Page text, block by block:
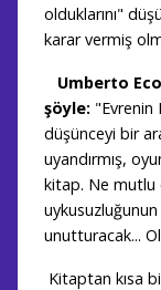
olduklarını"
karar vermiş
Umberto
şöyle: "Evrenin
düşünceyi bir
uyandırmış,
kitap. Ne mutlu
unutturacak...
Kitaptan kısa